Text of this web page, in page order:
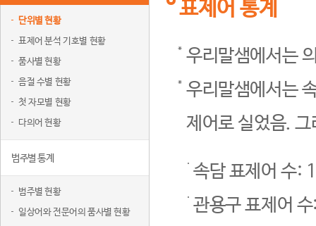
단위별 현황
표제어 분석 기호별 현황
품사별 현황
음절 수별 현황
첫 자모별 현황
다의어 현황
범주별 통계
범주별 현황
일상어와 전문어의 품사별 현황
표제어 통계
우리말샘에서는
우리말샘에서는
제어로 실었음.
속담 표제어 수:
관용구 표제어